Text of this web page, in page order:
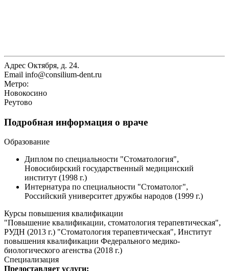
Адрес Октября, д. 24.
Email info@consilium-dent.ru
Метро:
Новокосино
Реутово
Подробная информация о враче
Образование
Диплом по специальности "Стоматология",
Новосибирский государственный медицинский
институт (1998 г.)
Интернатура по специальности "Стоматолог",
Российский университет дружбы народов (1999 г.)
Курсы повышения квалификации
"Повышение квалификации, стоматология терапевтическая",
РУДН (2013 г.) "Стоматология терапевтическая", Институт
повышения квалификации Федерального медико-
биологического агенства (2018 г.)
Специализация
Предоставляет услуги: